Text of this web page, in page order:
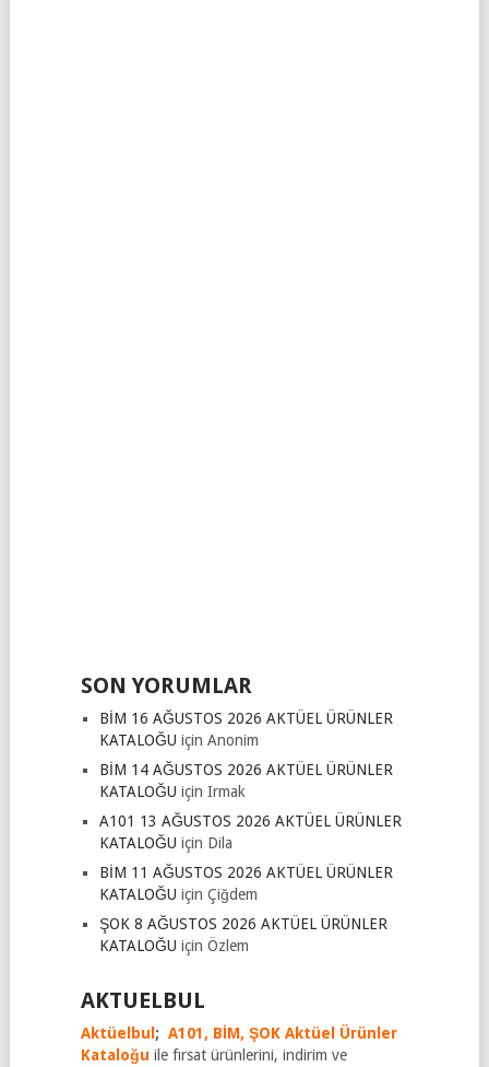
SON YORUMLAR
BİM 16 AĞUSTOS 2026 AKTÜEL ÜRÜNLER
KATALOĞU için Anonim
BİM 14 AĞUSTOS 2026 AKTÜEL ÜRÜNLER
KATALOĞU için Irmak
A101 13 AĞUSTOS 2026 AKTÜEL ÜRÜNLER
KATALOĞU için Dila
BİM 11 AĞUSTOS 2026 AKTÜEL ÜRÜNLER
KATALOĞU için Çiğdem
ŞOK 8 AĞUSTOS 2026 AKTÜEL ÜRÜNLER
KATALOĞU için Özlem
AKTUELBUL
Aktüelbul ; A101, BİM, ŞOK Aktüel Ürünler
Kataloğu ile fırsat ürünlerini, indirim ve